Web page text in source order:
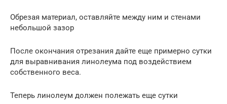
Обрезая материал, оставляйте между ним и стенами
небольшой зазор
После окончания отрезания дайте еще примерно сутки
для выравнивания линолеума под воздействием
собственного веса.
Теперь линолеум должен полежать еще сутки